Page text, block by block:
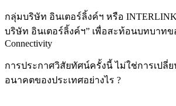
กลุ่มบริษัท อินเตอร์ลิ้งค์ฯ หรือ
บริษัท อินเตอร์ลิ้งค์ฯ” เพื่อสะท้อนบทบาทข
Connectivity
การประกาศวิสัยทัศน์ครั้งนี้ ไม่ใช่การเปลี่
อนาคตของประเทศอย่างไร ?